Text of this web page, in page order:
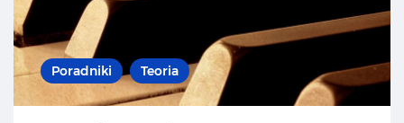
Poradniki Teoria